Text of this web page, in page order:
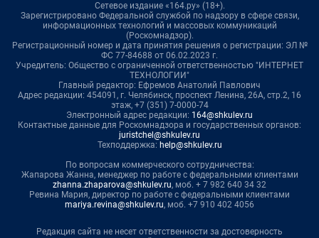
Сетевое издание «164.ру» (18+).
Зарегистрировано Федеральной службой по надзору в сфере связи,
информационных технологий и массовых коммуникаций
(Роскомнадзор).
Регистрационный номер и дата принятия решения о регистрации: ЭЛ №
ФС 77-84688 от 06.02.2023 г.
Учредитель: Общество с ограниченной ответственностью "ИНТЕРНЕТ
ТЕХНОЛОГИИ"
Главный редактор: Ефремов Анатолий Павлович
Адрес редакции: 454091, г. Челябинск, проспект Ленина, 26А, стр.2, 16
этаж, +7 (351) 7-0000-74
Электронный адрес редакции: 164@shkulev.ru
Контактные данные для Роскомнадзора и государственных органов:
juristchel@shkulev.ru
Техподдержка: help@shkulev.ru
По вопросам коммерческого сотрудничества:
Жапарова Жанна, менеджер по работе с федеральными клиентами
zhanna.zhaparova@shkulev.ru, моб. + 7 982 640 34 32
Ревина Мария, директор по работе с федеральными клиентами
mariya.revina@shkulev.ru, моб. +7 910 402 4056
Редакция сайта не несет ответственности за достоверность